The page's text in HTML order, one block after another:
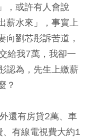
，或許有人會說
薪水來」，事實上
向劉芯彤訴苦道，
給我7萬，我卻一
認為，先生上繳薪
？
還有房貸2萬、車
有線電視費大約1